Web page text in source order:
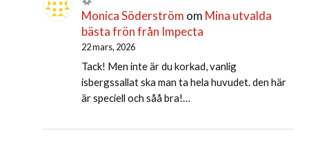
Monica Söderström om Mina utvalda
bästa frön från Impecta
22 mars, 2026
Tack! Men inte är du korkad, vanlig
isbergssallat ska man ta hela huvudet. den här
är speciell och såå bra!…